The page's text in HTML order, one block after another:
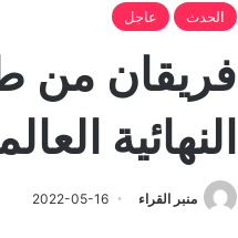
الحدث عاجل
فريقان من
النهائية
منبر القراء 2022-05-16